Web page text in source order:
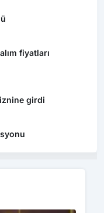
fiyatları
girdi